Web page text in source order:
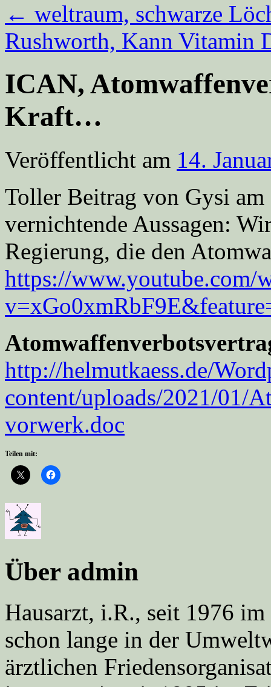
← weltraum, schwarze
Rushworth, Kann Vitamin
ICAN,
Kraft…
Veröffentlicht am 14.
Toller Beitrag von Gysi
vernichtende Aussagen:
Regierung, die den
https://www.youtube.com/
http://helmutkaess.de/
content/uploads/2021/01/
vorwerk.doc
Teilen mit:
Über admin
Hausarzt, i.R., seit 1976
schon lange in der
ärztlichen